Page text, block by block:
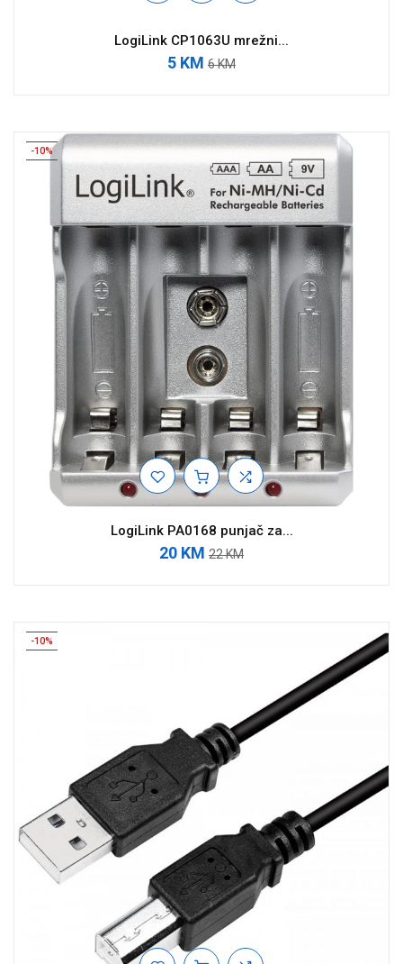
LogiLink CP1063U mrežni...
5 KM 6 KM
-10%
LogiLink PA0168 punjač za...
20 KM 22 KM
-10%